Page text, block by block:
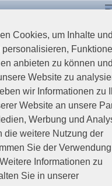
Cookies, um Inhalte und
anbieten zu können
Website zu
wir Informationen zu
Website an unsere
Werbung und
die weitere Nutzung der
Sie der
Informationen zu
Sie in unserer
Minelab
und 1 Gast
AufrufeDownloads
2150 12 0